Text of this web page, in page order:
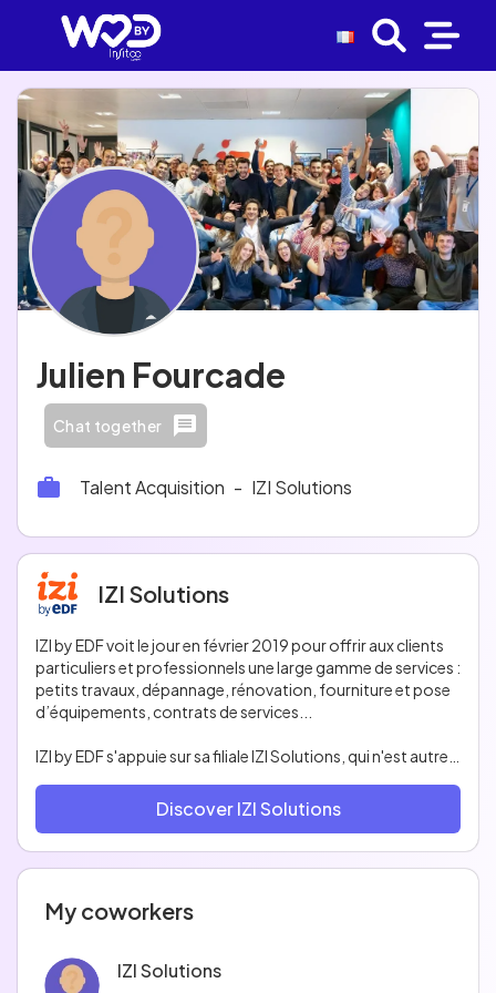
Julien Fourcade
Chat together
Talent Acquisition - IZI Solutions
IZI Solutions
IZI by EDF voit le jour en février 2019 pour offrir aux clients
particuliers et professionnels une large gamme de services :
petits travaux, dépannage, rénovation, fourniture et pose
d’équipements, contrats de services...
IZI by EDF s'appuie sur sa filiale IZI Solutions, qui n'est autre
plateforme digitale et le réseau d'artisans IZI by EDF.
secteur des travaux à domicile en développant une
de disponibilité et éviter les mauvaises surprises sur les prix
Discover IZI Solutions
My coworkers
IZI Solutions